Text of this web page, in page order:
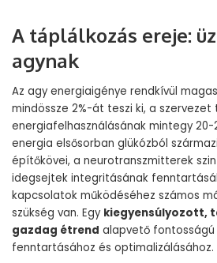
A táplálkozás ereje:
agynak
Az agy energiaigénye rendkívül
mindössze 2%-át teszi ki, a szervezet
energiafelhasználásának mintegy 20-
energia elsősorban glükózból
építőkövei, a neurotranszmitterek
idegsejtek integritásának
kapcsolatok működéséhez számos
szükség van. Egy kiegyensúlyozott,
gazdag étrend alapvető fontosságú
fenntartásához és optimalizálásához.